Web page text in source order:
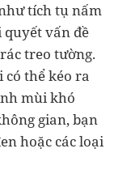
tích tụ nấm
quyết vấn đề
treo tường.
có thể kéo ra
mùi khó
gian, bạn
hoặc các loại